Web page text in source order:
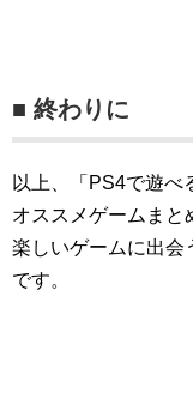
■ 終わりに
以上、「PS4で遊べ
オススメゲームまと
楽しいゲームに出会
です。